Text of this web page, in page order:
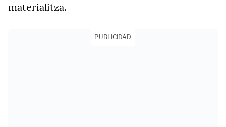
materialitza.
PUBLICIDAD